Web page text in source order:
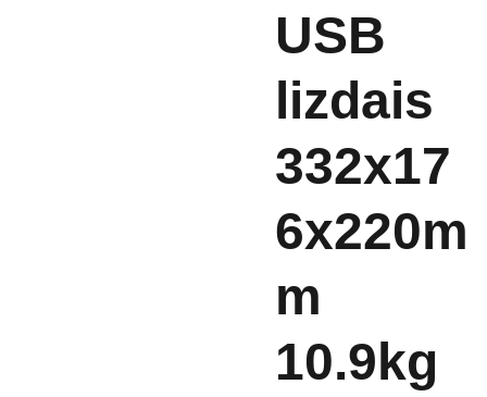
USB
lizdais
332x17
6x220m
m
10.9kg